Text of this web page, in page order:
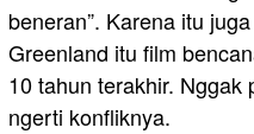
beneran”. Karena itu
Greenland itu film
10 tahun terakhir. Nggak
ngerti konfliknya.